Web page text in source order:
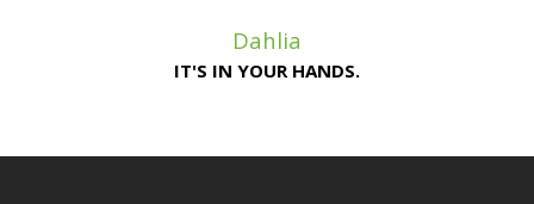
Dahlia
IT'S IN YOUR HANDS.